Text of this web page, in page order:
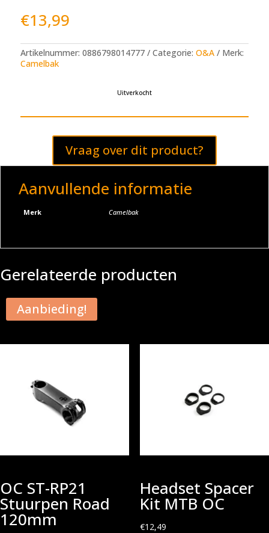
€13,99
Artikelnummer: 0886798014777 Categorie: O&A
Merk:
Camelbak
Uitverkocht
Vraag over dit product?
Aanvullende informatie
Merk Camelbak
Gerelateerde producten
Aanbieding!
OC ST-RP21
Stuurpen Road
120mm
Headset Spacer
Kit MTB OC
€12,49